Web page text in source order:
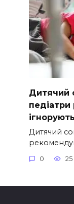
Дитячий
ігнорують
Дитячий
0 25